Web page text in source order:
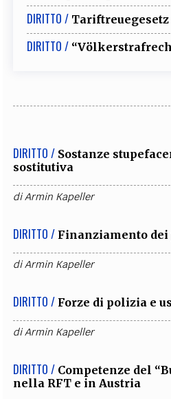
DIRITTO / Tariftreuegesetz
DIRITTO /
DIRITTO / Sostanze
sostitutiva
diArmin Kapeller
DIRITTO / Finanziamento
diArmin Kapeller
DIRITTO / Forze di polizia e
diArmin Kapeller
DIRITTO / Competenze del
nella RFT e in Austria